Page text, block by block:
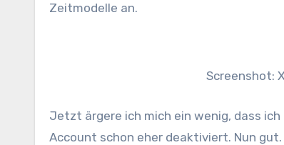
Zeitmodelle an.
Screenshot:
Jetzt ärgere ich mich ein wenig, dass
Account schon eher deaktiviert. Nun